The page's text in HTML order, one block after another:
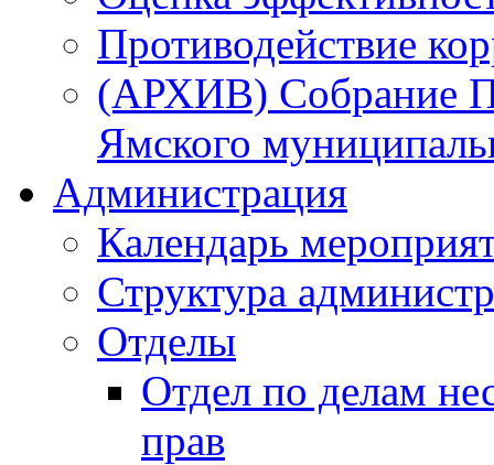
Противодействие
(АРХИВ) Собрание
Ямского
Администрация
Календарь
Структура
Отделы
Отдел по делам
прав